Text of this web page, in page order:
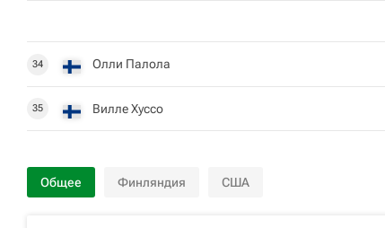
34 Олли Палола
35 Вилле Хуссо
Общее Финляндия США